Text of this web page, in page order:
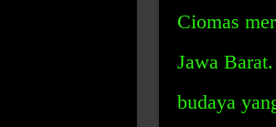
Ciomas
Jawa
budaya